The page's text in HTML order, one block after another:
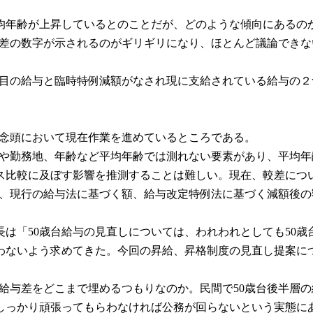
齢が上昇しているとのことだが、どのような傾向にあるの
の数字が示されるのがギリギリになり、ほとんど議論でき
の給与と臨時特例減額がなされ現に支給されている給与の
において現在作業を進めているところである。
勤務地、年齢など平均年齢では測れない要素があり、平均
較に及ぼす影響を推測することは難しい。現在、較差に
現行の給与法に基づく額、給与改定特例法に基づく減額後
50歳台給与の見直しについては、われわれとしても50
いよう求めてきた。今回の昇給、昇格制度の見直し提案
与差をどこまで埋めるつもりなのか。民間で50歳台後半層
かり頑張ってもらわなければ公務が回らないという実態